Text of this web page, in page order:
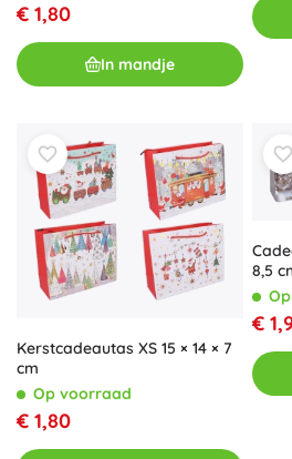
€ 1,80
In mandje
Kerstcadeautas XS 15 × 14 × 7
cm
Op voorraad
€ 1,80
8,5
€